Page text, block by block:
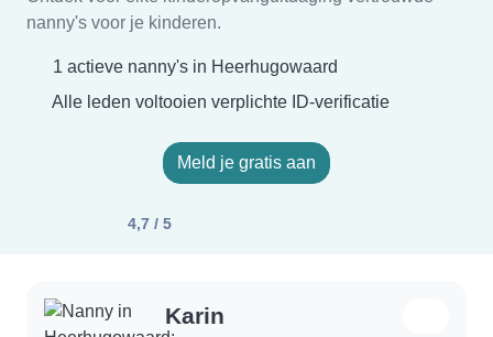
nanny's voor je kinderen.
1 actieve nanny's in Heerhugowaard
Alle leden voltooien verplichte ID-verificatie
Meld je gratis aan
4,7 / 5
Karin